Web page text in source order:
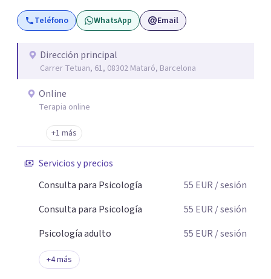
aceptar quien eres: un ser humano que siente, que piensa
y que hace; un ser que se contradice, que tiene dudas y que
Teléfono WhatsApp Email
Dirección principal
Carrer Tetuan, 61, 08302 Mataró, Barcelona
Online
Terapia online
+1 más
Servicios y precios
Consulta para Psicología
55 EUR / sesión
Consulta para Psicología
55 EUR / sesión
Psicología adulto
55 EUR / sesión
+4más